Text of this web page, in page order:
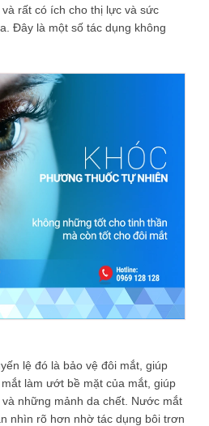
rất có ích cho thị lực và sức
Đây là một số tác dụng không
lệ đó là bảo vệ đôi mắt, giúp
làm ướt bề mặt của mắt, giúp
những mảnh da chết. Nước mắt
nhìn rõ hơn nhờ tác dụng bôi trơn